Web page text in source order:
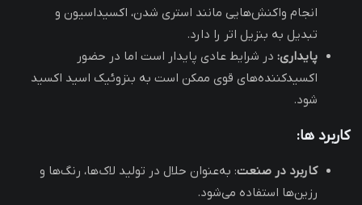
انجام واکنش‌هایی مانند استری شدن، اکسیداسیون و
تبدیل به بنزیل اتر را دارد.
پایداری: در شرایط عادی پایدار است اما در حضور
اکسیدکننده‌های قوی ممکن است به بنزوئیک اسید اکسید
شود.
کاربرد ها:
کاربرد در صنعت: به‌عنوان حلال در تولید لاک‌ها، رنگ‌ها و
رزین‌ها استفاده می‌شود.